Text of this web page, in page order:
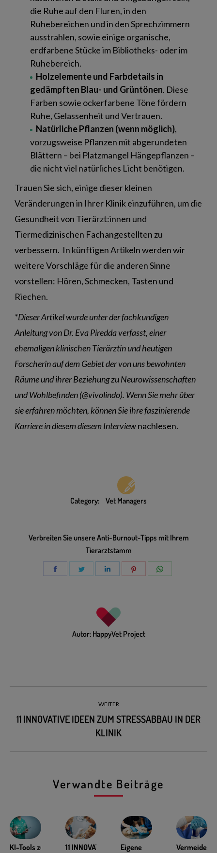
die Ruhe auf den Fluren, in den
Ruhebereichen und in den Sprechzimmern
ausstrahlen, sowie einige organische,
erdfarbene Stücke im Bibliotheks- oder im
Ruhebereich.
Holzelemente und Farbdetails in
gedämpften Blau- und Grüntönen. Diese
Farben sowie ockerfarbene Töne fördern
Ruhe, Gelassenheit und Vertrauen.
Natürliche Pflanzen (wenn möglich),
vorzugsweise Pflanzen mit abgerundeten
Blättern – bei Platzmangel Hängepflanzen –
die nicht viel natürliches Licht benötigen.
Trauen Sie sich, einige dieser kleinen
Veränderungen in Ihrer Klinik einzuführen, um die
Gesundheit von Tierärzt:innen und
Tiermedizinischen Fachangestellten zu
verbessern. In künftigen Artikeln werden wir
weitere Vorschläge für die anderen Sinne
vorstellen: Hören, Schmecken, Tasten und
Riechen.
*Dieser Artikel wurde unter der fachkundigen
Anleitung von Dr. Eva Piredda verfasst, einer
ehemaligen klinischen Tierärztin und heutigen
Forscherin auf dem Gebiet der von uns bewohnten
Räume und ihrer Beziehung zu Neurowissenschaften
und Wohlbefinden (@vivolindo). Wenn Sie mehr über
sie erfahren möchten, können Sie ihre faszinierende
Karriere in diesemdiesem Interviewnachlesen.
Category: Vet Managers
Verbreiten Sie unsere Anti-Burnout-Tipps mit Ihrem
Tierarztstamm
Autor:HappyVet Project
WEITER
11 INNOVATIVE IDEEN ZUM STRESSABBAU IN DER
KLINIK
Verwandte Beiträge
KI-Tools zur
11 INNOVATIVE
Eigene
Vermeiden